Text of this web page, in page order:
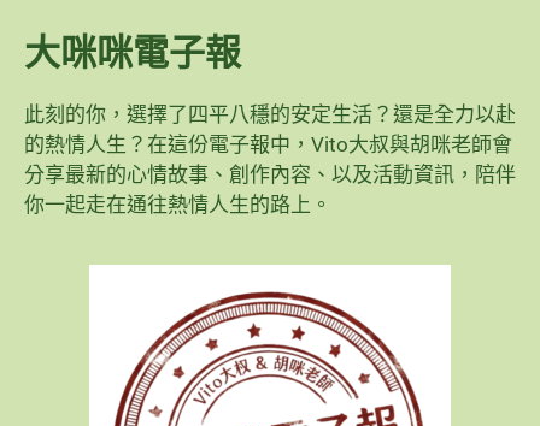
大咪咪電子報
此刻的你，選擇了四平八穩的安定生活？還是全力以赴
的熱情人生？在這份電子報中，Vito大叔與胡咪老師會
分享最新的心情故事、創作內容、以及活動資訊，陪伴
你一起走在通往熱情人生的路上。